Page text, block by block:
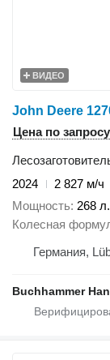
ВИДЕО
John Deere
Цена по запросу
2024
2 827 м/ч
Мощность 268
Колесная
Германия,
Buchhammer